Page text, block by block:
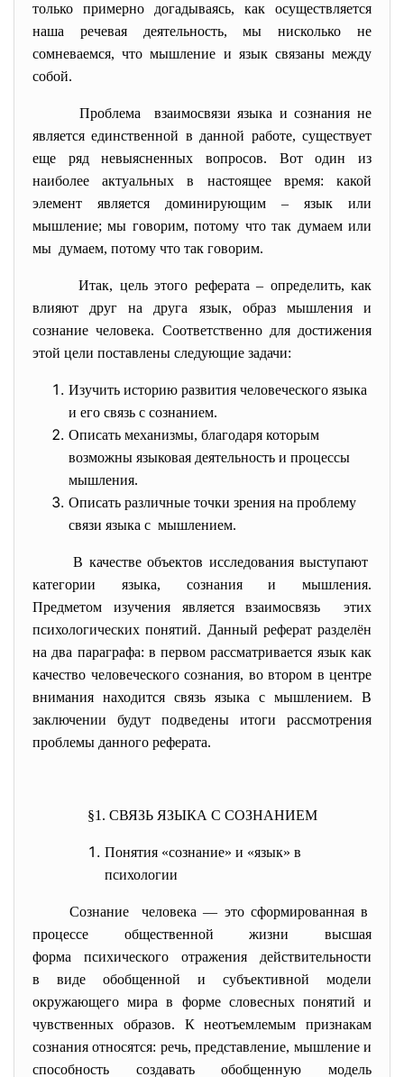
только примерно догадываясь, как осуществляется
наша речевая деятельность, мы нисколько не
сомневаемся, что мышление и язык связаны между
собой.
Проблема взаимосвязи языка и сознания не
является единственной в данной работе, существует
еще ряд невыясненных вопросов. Вот один из
наиболее актуальных в настоящее время: какой
элемент является доминирующим – язык или
мышление; мы говорим, потому что так думаем или
мы думаем, потому что так говорим.
Итак, цель этого реферата – определить, как
влияют друг на друга язык, образ мышления и
сознание человека. Соответственно для достижения
этой цели поставлены следующие задачи:
Изучить историю развития человеческого языка
и его связь с сознанием.
Описать механизмы, благодаря которым
возможны языковая деятельность и процессы
мышления.
Описать различные точки зрения на проблему
связи языка с мышлением.
В качестве объектов исследования выступают
категории языка, сознания и мышления.
Предметом изучения является взаимосвязь этих
психологических понятий. Данный реферат разделён
на два параграфа: в первом рассматривается язык как
качество человеческого сознания, во втором в центре
внимания находится связь языка с мышлением. В
заключении будут подведены итоги рассмотрения
проблемы данного реферата.
§1. СВЯЗЬ ЯЗЫКА С СОЗНАНИЕМ
Понятия «сознание» и «язык» в
психологии
Сознание человека — это сформированная в
процессе общественной жизни высшая
форма психического отражения действительности
в виде обобщенной и субъективной модели
окружающего мира в форме словесных понятий и
чувственных образов. К неотъемлемым признакам
сознания относятся: речь, представление, мышление и
способность создавать обобщенную модель